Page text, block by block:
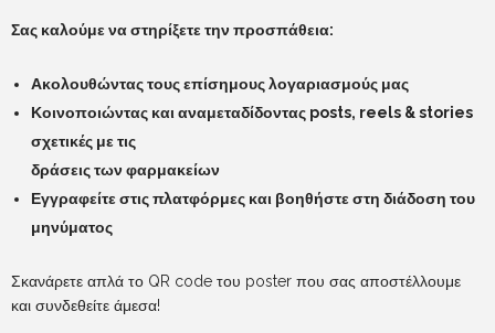
Σας καλούμε να στηρίξετε την προσπάθεια:
Ακολουθώντας τους επίσημους λογαριασμούς μας
Κοινοποιώντας και αναμεταδίδοντας posts, reels & stories
σχετικές με τις
δράσεις των φαρμακείων
Εγγραφείτε στις πλατφόρμες και βοηθήστε στη διάδοση του
μηνύματος
Σκανάρετε απλά το QR code του poster που σας αποστέλλουμε
και συνδεθείτε άμεσα!